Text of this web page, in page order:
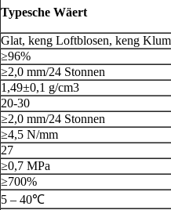
Typesche Wäert
Glat, keng Loftblosen, keng
≥96%
≥2,0 mm/24 Stonnen
1,49±0,1 g/cm3
20-30
≥2,0 mm/24 Stonnen
≥4,5 N/mm
27
≥0,7 MPa
≥700%
5 – 40℃